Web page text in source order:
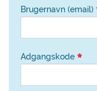
Brugernavn (email)
Adgangskode